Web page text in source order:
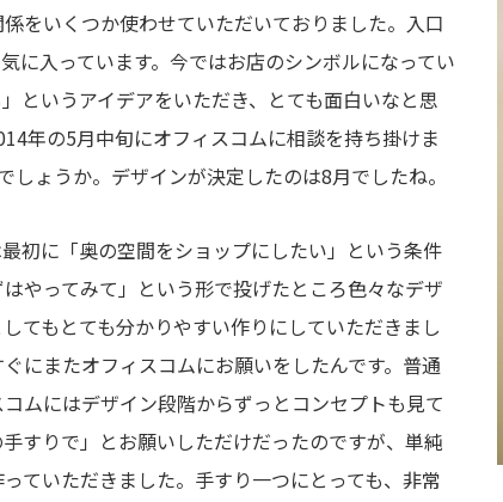
をいくつか使わせていただいておりました。入口
に入っています。今ではお店のシンボルになってい
というアイデアをいただき、とても面白いなと思
年の5月中旬にオフィスコムに相談を持ち掛けま
ょうか。デザインが決定したのは8月でしたね。
初に「奥の空間をショップにしたい」という条件
やってみて」という形で投げたところ色々なデザ
てもとても分かりやすい作りにしていただきまし
にまたオフィスコムにお願いをしたんです。普通
ムにはデザイン段階からずっとコンセプトも見て
すりで」とお願いしただけだったのですが、単純
ていただきました。手すり一つにとっても、非常